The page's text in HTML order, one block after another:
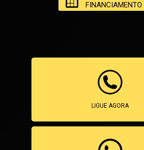
FINANCIAMENTO
LIGUE AGORA